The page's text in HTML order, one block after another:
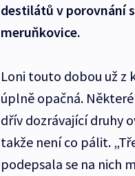
destilátů v porovnání
meruňkovice.
Loni touto dobou už z
úplně opačná.
dřív dozrávající druhy
takže není co pálit.
podepsala se na nich